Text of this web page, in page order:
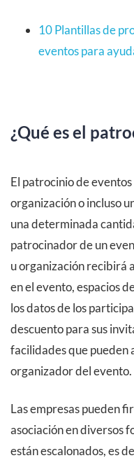
10 Plantillas de
eventos para
¿Qué es el
El patrocinio de
organización o incluso
una determinada
patrocinador de un
u organización recibirá
en el evento, espacios
los datos de los
descuento para sus
facilidades que pueden
organizador del evento.
Las empresas pueden
asociación en diversos
están escalonados, es